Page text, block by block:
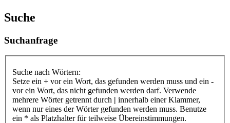
Suche
Suchanfrage
Suche nach Wörtern:
Setze ein + vor ein Wort, das gefunden werden muss und ein -
vor ein Wort, das nicht gefunden werden darf. Verwende
mehrere Wörter getrennt durch | innerhalb einer Klammer,
wenn nur eines der Wörter gefunden werden muss. Benutze
ein * als Platzhalter für teilweise Übereinstimmungen.